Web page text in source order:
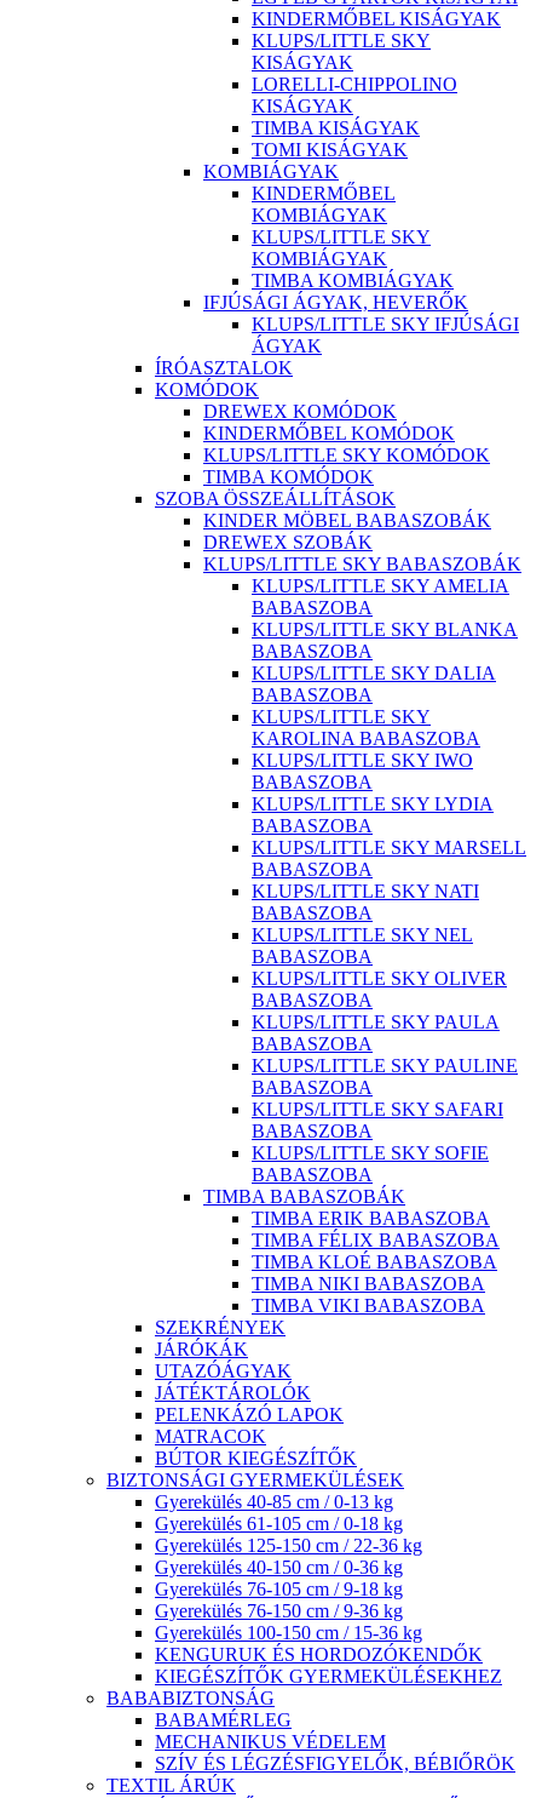
KINDERMŐBEL KISÁGYAK
KLUPS/LITTLE SKY
KISÁGYAK
LORELLI-CHIPPOLINO
KISÁGYAK
TIMBA KISÁGYAK
TOMI KISÁGYAK
KOMBIÁGYAK
KINDERMŐBEL
KOMBIÁGYAK
KLUPS/LITTLE SKY
KOMBIÁGYAK
TIMBA KOMBIÁGYAK
IFJÚSÁGI ÁGYAK, HEVERŐK
KLUPS/LITTLE SKY IFJÚSÁGI
ÁGYAK
ÍRÓASZTALOK
KOMÓDOK
DREWEX KOMÓDOK
KINDERMŐBEL KOMÓDOK
KLUPS/LITTLE SKY KOMÓDOK
TIMBA KOMÓDOK
SZOBA ÖSSZEÁLLÍTÁSOK
KINDER MÖBEL BABASZOBÁK
DREWEX SZOBÁK
KLUPS/LITTLE SKY BABASZOBÁK
KLUPS/LITTLE SKY AMELIA
BABASZOBA
KLUPS/LITTLE SKY BLANKA
BABASZOBA
KLUPS/LITTLE SKY DALIA
BABASZOBA
KLUPS/LITTLE SKY
KAROLINA BABASZOBA
KLUPS/LITTLE SKY IWO
BABASZOBA
KLUPS/LITTLE SKY LYDIA
BABASZOBA
KLUPS/LITTLE SKY MARSELL
BABASZOBA
KLUPS/LITTLE SKY NATI
BABASZOBA
KLUPS/LITTLE SKY NEL
BABASZOBA
KLUPS/LITTLE SKY OLIVER
BABASZOBA
KLUPS/LITTLE SKY PAULA
BABASZOBA
KLUPS/LITTLE SKY PAULINE
BABASZOBA
KLUPS/LITTLE SKY SAFARI
BABASZOBA
KLUPS/LITTLE SKY SOFIE
BABASZOBA
TIMBA BABASZOBÁK
TIMBA ERIK BABASZOBA
TIMBA FÉLIX BABASZOBA
TIMBA KLOÉ BABASZOBA
TIMBA NIKI BABASZOBA
TIMBA VIKI BABASZOBA
SZEKRÉNYEK
JÁRÓKÁK
UTAZÓÁGYAK
JÁTÉKTÁROLÓK
PELENKÁZÓ LAPOK
MATRACOK
BÚTOR KIEGÉSZÍTŐK
BIZTONSÁGI GYERMEKÜLÉSEK
Gyerekülés 40-85 cm / 0-13 kg
Gyerekülés 61-105 cm / 0-18 kg
Gyerekülés 125-150 cm / 22-36 kg
Gyerekülés 40-150 cm / 0-36 kg
Gyerekülés 76-105 cm / 9-18 kg
Gyerekülés 76-150 cm / 9-36 kg
Gyerekülés 100-150 cm / 15-36 kg
KENGURUK ÉS HORDOZÓKENDŐK
KIEGÉSZÍTŐK GYERMEKÜLÉSEKHEZ
BABABIZTONSÁG
BABAMÉRLEG
MECHANIKUS VÉDELEM
SZÍV ÉS LÉGZÉSFIGYELŐK, BÉBIŐRÖK
TEXTIL ÁRÚK